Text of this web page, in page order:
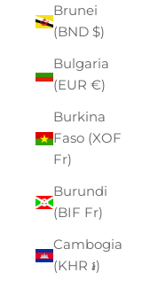
Brunei
(BND $)
Bulgaria
(EUR €)
Burkina
Faso (XOF
Fr)
Burundi
(BIF Fr)
Cambogia
(KHR ៛)